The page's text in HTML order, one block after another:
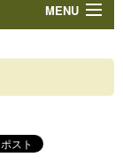
MENU